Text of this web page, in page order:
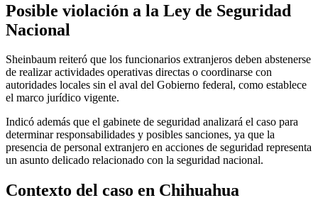
Posible violación a la Ley de Seguridad
Nacional
Sheinbaum reiteró que los funcionarios extranjeros deben abstenerse
de realizar actividades operativas directas o coordinarse con
autoridades locales sin el aval del Gobierno federal, como establece
el marco jurídico vigente.
Indicó además que el gabinete de seguridad analizará el caso para
determinar responsabilidades y posibles sanciones, ya que la
presencia de personal extranjero en acciones de seguridad representa
un asunto delicado relacionado con la seguridad nacional.
Contexto del caso en Chihuahua